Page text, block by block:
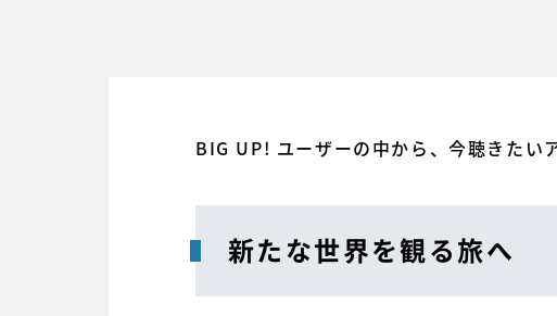
BIG UP! ユーザーの中から、今聴きたい
新たな世界を観る旅へ